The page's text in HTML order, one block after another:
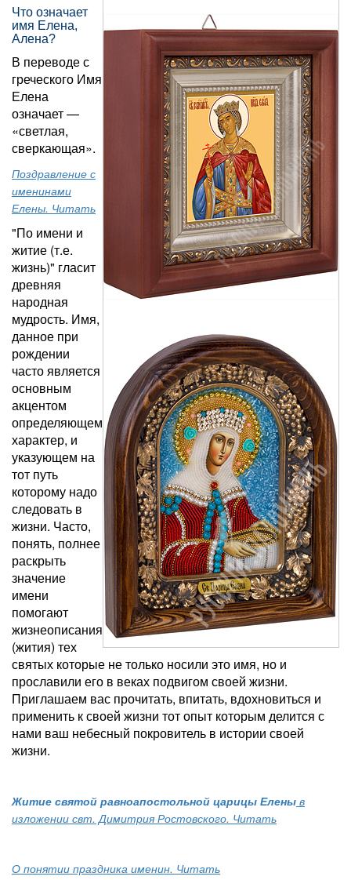
Что означает
имя Елена,
Алена?
В переводе с
греческого Имя
Елена
означает —
«светлая,
сверкающая».
Поздравление с
именинами
Елены. Читать
"По имени и
житие (т.е.
жизнь)" гласит
древняя
народная
мудрость. Имя,
данное при
рождении
часто является
основным
акцентом
определяющем
характер, и
указующем на
тот путь
которому надо
следовать в
жизни. Часто,
понять, полнее
раскрыть
значение
имени
помогают
жизнеописания
(жития) тех
святых которые не только носили это имя, но и
прославили его в веках подвигом своей жизни.
Приглашаем вас прочитать, впитать, вдохновиться и
применить к своей жизни тот опыт которым делится с
нами ваш небесный покровитель в истории своей
жизни.
Житие святой равноапостольной царицы Елены в
изложении свт. Димитрия Ростовского. Читать
О понятии праздника именин. Читать